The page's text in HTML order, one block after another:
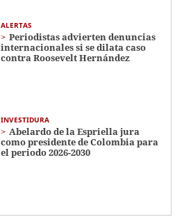
ALERTAS
Periodistas advierten denuncias
internacionales si se dilata caso
contra Roosevelt Hernández
INVESTIDURA
Abelardo de la Espriella jura
como presidente de Colombia para
el periodo 2026-2030